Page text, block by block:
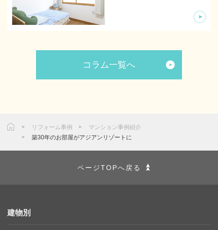
コラム一覧へ
リフォーム事例
マンション事例紹介
築30年のお部屋がアジアンリゾートに
ページTOPへ戻る
建物別